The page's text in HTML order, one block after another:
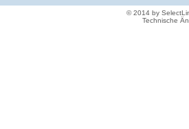
© 2014 by
Technische